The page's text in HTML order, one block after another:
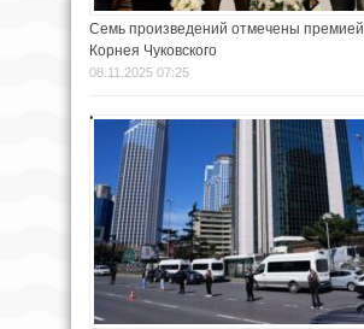
Семь произведений отмечены
Корнея Чуковского
08.11.2025 07:25